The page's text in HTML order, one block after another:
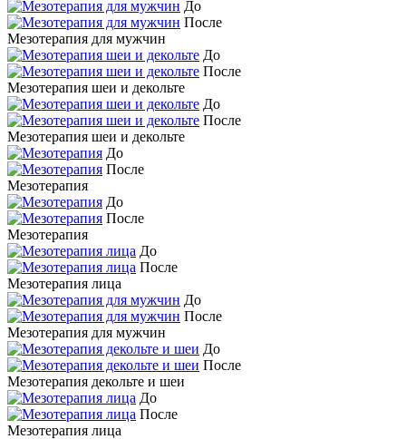
До
После
Мезотерапия для мужчин
До
После
Мезотерапия шеи и декольте
До
После
Мезотерапия шеи и декольте
До
После
Мезотерапия
До
После
Мезотерапия
До
После
Мезотерапия лица
До
После
Мезотерапия для мужчин
До
После
Мезотерапия декольте и шеи
До
После
Мезотерапия лица